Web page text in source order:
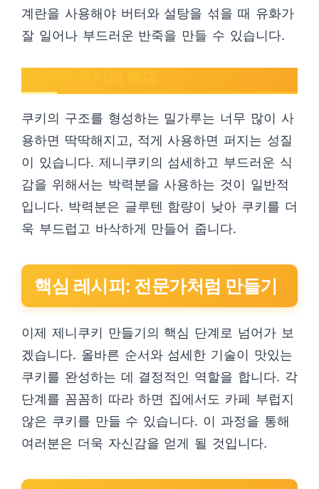
계란을 사용해야 버터와 설탕을 섞을 때 유화가
잘 일어나 부드러운 반죽을 만들 수 있습니다.
쿠키의 구조를 형성하는 밀가루는 너무 많이 사
용하면 딱딱해지고, 적게 사용하면 퍼지는 성질
이 있습니다. 제니쿠키의 섬세하고 부드러운 식
감을 위해서는 박력분을 사용하는 것이 일반적
입니다. 박력분은 글루텐 함량이 낮아 쿠키를 더
욱 부드럽고 바삭하게 만들어 줍니다.
핵심 레시피: 전문가처럼 만들기
이제 제니쿠키 만들기의 핵심 단계로 넘어가 보
겠습니다. 올바른 순서와 섬세한 기술이 맛있는
쿠키를 완성하는 데 결정적인 역할을 합니다. 각
단계를 꼼꼼히 따라 하면 집에서도 카페 부럽지
않은 쿠키를 만들 수 있습니다. 이 과정을 통해
여러분은 더욱 자신감을 얻게 될 것입니다.